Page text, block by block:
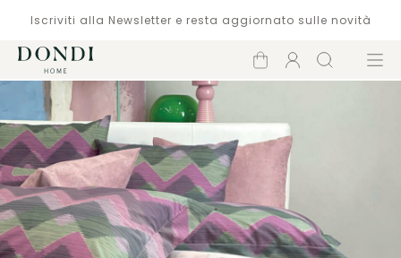
Iscriviti alla Newsletter e resta aggiornato sulle novità
Carrello
Account
Cerca Menù